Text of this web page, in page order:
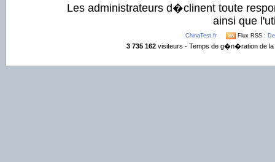
Les administrateurs d�clinent toute
ainsi que
ChinaTest.fr Flux RSS :
3 735 162 visiteurs - Temps de g�n�ration de